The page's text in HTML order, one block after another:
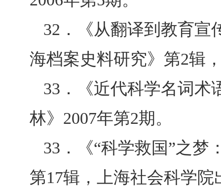
32 ．《从翻译到教育宣
海档案史料研究》第2辑
33 ．《近代科学名词术
林》 2007年第2期。
33 ．《“科学救国”之
第17辑，上海社会科学院